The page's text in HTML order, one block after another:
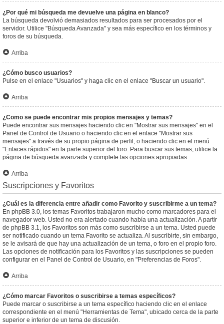
¿Por qué mi búsqueda me devuelve una página en blanco?
La búsqueda devolvió demasiados resultados para ser procesados por el
servidor. Utilice "Búsqueda Avanzada" y sea más específico en los términos y
foros de su búsqueda.
Arriba
¿Cómo busco usuarios?
Pulse en el enlace "Usuarios" y haga clic en el enlace "Buscar un usuario".
Arriba
¿Como se puede encontrar mis propios mensajes y temas?
Puede encontrar sus mensajes haciendo clic en "Mostrar sus mensajes" en el
Panel de Control de Usuario o haciendo clic en el enlace "Mostrar sus
mensajes" a través de su propio página de perfil, o haciendo clic en el menú
"Enlaces rápidos" en la parte superior del foro. Para buscar sus temas, utilice la
página de búsqueda avanzada y complete las opciones apropiadas.
Arriba
Suscripciones y Favoritos
¿Cuál es la diferencia entre añadir como Favorito y suscribirme a un tema?
En phpBB 3.0, los temas Favoritos trabajaron mucho como marcadores para el
navegador web. Usted no era alertado cuando había una actualización. A partir
de phpBB 3.1, los Favoritos son más como suscribirse a un tema. Usted puede
ser notificado cuando un tema Favorito se actualiza. Al suscribirte, sin embargo,
se le avisará de que hay una actualización de un tema, o foro en el propio foro.
Las opciones de notificación para los Favoritos y las suscripciones se pueden
configurar en el Panel de Control de Usuario, en "Preferencias de Foros".
Arriba
¿Cómo marcar Favoritos o suscribirse a temas específicos?
Puede marcar o suscribirse a un tema específico haciendo clic en el enlace
correspondiente en el menú "Herramientas de Tema", ubicado cerca de la parte
superior e inferior de un tema de discusión.